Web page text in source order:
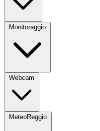
Monitoraggio
Webcam
MeteoReggio